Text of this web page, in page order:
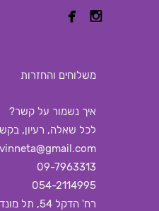
 
משלוחים והחזרות
איך נשמור על קשר?
לכל שאלה, רעיון,
09-7963313
054-2114995
רח' הדקל 54, תל מונד